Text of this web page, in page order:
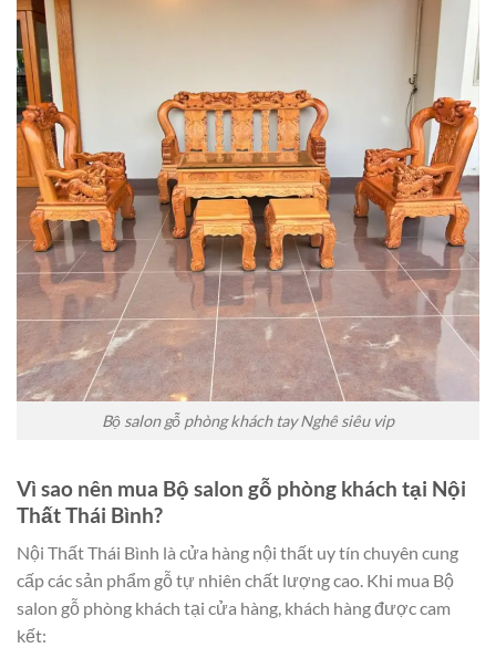
Bộ salon gỗ phòng khách tay Nghê siêu vip
Vì sao nên mua Bộ salon gỗ phòng khách tại Nội
Thất Thái Bình?
Nội Thất Thái Bình là cửa hàng nội thất uy tín chuyên cung
cấp các sản phẩm gỗ tự nhiên chất lượng cao. Khi mua Bộ
salon gỗ phòng khách tại cửa hàng, khách hàng được cam
kết: